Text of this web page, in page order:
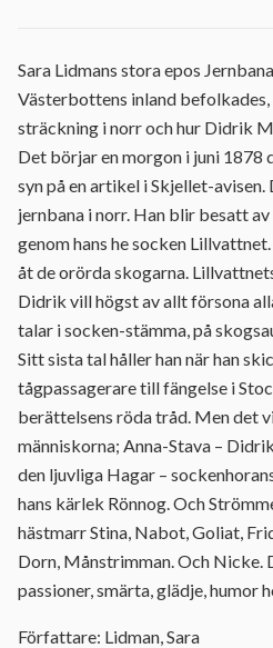
Sara Lidmans stora epos
Västerbottens inland
sträckning i norr och hur Didrik
Det börjar en morgon i juni 1878
syn på en artikel i Skjellet-
jernbana i norr. Han blir besatt
genom hans he socken
åt de orörda skogarna.
Didrik vill högst av allt försona
talar i socken-stämma, på
Sitt sista tal håller han när han
tågpassagerare till fängelse i
berättelsens röda tråd. Men det
människorna; Anna-Stava –
den ljuvliga Hagar –
hans kärlek Rönnog. Och
hästmarr Stina, Nabot, Goliat,
Dorn, Månstrimman. Och Nicke.
passioner, smärta, glädje, humor
Författare: Lidman, Sara